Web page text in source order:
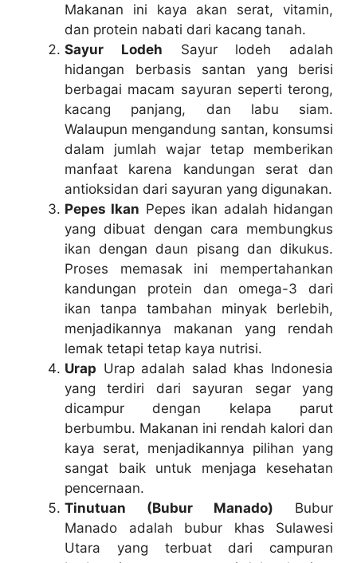
Makanan ini kaya akan serat, vitamin,
dan protein nabati dari kacang tanah.
Sayur Lodeh Sayur lodeh adalah
hidangan berbasis santan yang berisi
berbagai macam sayuran seperti terong,
kacang panjang, dan labu siam.
Walaupun mengandung santan, konsumsi
dalam jumlah wajar tetap memberikan
manfaat karena kandungan serat dan
antioksidan dari sayuran yang digunakan.
Pepes Ikan Pepes ikan adalah hidangan
yang dibuat dengan cara membungkus
ikan dengan daun pisang dan dikukus.
Proses memasak ini mempertahankan
kandungan protein dan omega-3 dari
ikan tanpa tambahan minyak berlebih,
menjadikannya makanan yang rendah
lemak tetapi tetap kaya nutrisi.
Urap Urap adalah salad khas Indonesia
yang terdiri dari sayuran segar yang
dicampur dengan kelapa parut
berbumbu. Makanan ini rendah kalori dan
kaya serat, menjadikannya pilihan yang
sangat baik untuk menjaga kesehatan
pencernaan.
Tinutuan (Bubur Manado) Bubur
Manado adalah bubur khas Sulawesi
Utara yang terbuat dari campuran